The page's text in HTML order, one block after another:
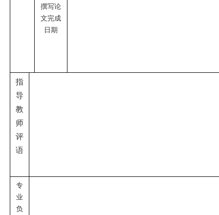
撰写论
文完成
日期
指
导
教
师
评
语
专
业
负